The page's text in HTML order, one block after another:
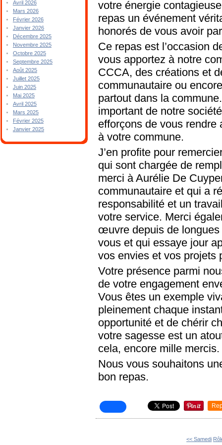
Avril 2026
Mars 2026
Février 2026
Janvier 2026
Décembre 2025
Novembre 2025
Octobre 2025
Septembre 2025
Août 2025
Juillet 2025
Juin 2025
Mai 2025
Avril 2025
Mars 2025
Février 2025
Janvier 2025
votre énergie
repas un événement
honorés de vous avoir
Ce repas est l’occasion
vous apportez à notre
CCCA, des créations et
communautaire ou
partout dans la
important de notre
efforçons de vous rendre
à votre commune.
J’en profite pour
qui sont chargée de
merci à Aurélie De
communautaire et qui a
responsabilité et un
votre service. Merci
œuvre depuis de
vous et qui essaye jour
vos envies et vos projets
Votre présence parmi
de votre engagement
Vous êtes un exemple
pleinement chaque
opportunité et de chérir
votre sagesse est un
cela, encore mille mercis.
Nous vous souhaitons
bon repas.
<< Samedi